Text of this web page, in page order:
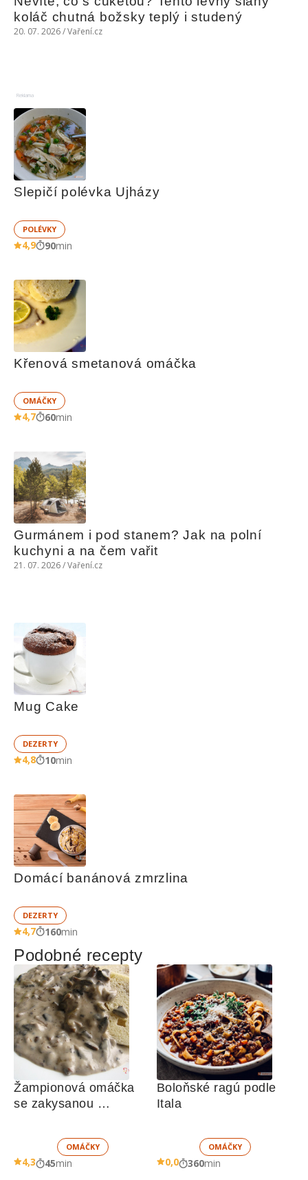
koláč chutná božsky teplý i studený
20. 07. 2026 / Vaření.cz
Reklama
Slepičí polévka Ujházy
POLÉVKY
4,9 90min
Křenová smetanová omáčka
OMÁČKY
4,7 60min
Gurmánem i pod stanem? Jak na polní
kuchyni a na čem vařit
21. 07. 2026 / Vaření.cz
Mug Cake
DEZERTY
4,8 10min
Domácí banánová zmrzlina
DEZERTY
4,7 160min
Podobné recepty
Žampionová omáčka
se zakysanou
OMÁČKY
4,3 45min
Boloňské ragú podle
Itala
OMÁČKY
0,0 360min